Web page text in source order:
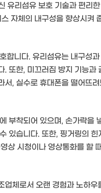
유리섬유 보호 기술과 편리
자체의 내구성을 향상시켜
합니다. 유리섬유는 내구성과
. 또한, 미끄러짐 방지 기능과
서, 실수로 휴대폰을 떨어뜨려
부착되어 있으며, 손가락을
있습니다. 또한, 핑거링의 힌
상 시청이나 영상통화를 할
업체로서 오랜 경험과 노하우